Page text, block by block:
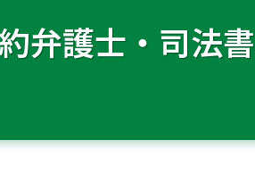
弁護士・司法